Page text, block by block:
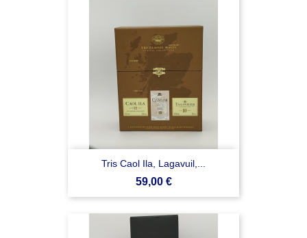
Tris Caol Ila, Lagavuil,...
Prezzo
59,00 €